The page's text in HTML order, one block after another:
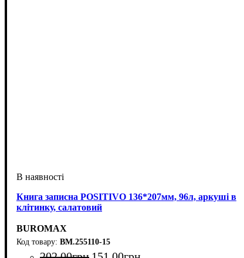
Книга записна POSITIVO 136*207мм, 96л, аркуші в
клітинку, салатовий
BUROMAX
BM.255110-15